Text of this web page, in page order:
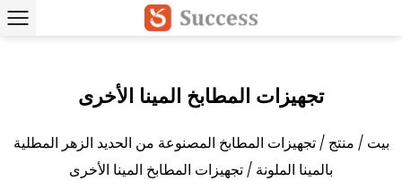
تجهيزات المطابخ المينا الأخرى
بيت / منتج /تجهيزات المطابخ المصنوعة من الحديد الزهر المطلية
بالمينا الملونة /تجهيزات المطابخ المينا الأخرى